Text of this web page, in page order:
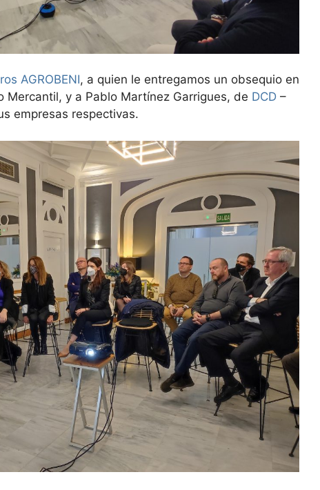
AGROBENI, a quien le entregamos un obsequio en
y a Pablo Martínez Garrigues, de DCD –
empresas respectivas.